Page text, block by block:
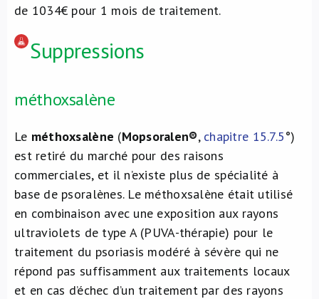
de 1034€ pour 1 mois de traitement.
Suppressions
méthoxsalène
Le méthoxsalène (Mopsoralen®, chapitre 15.7.5°)
est retiré du marché pour des raisons
commerciales, et il n’existe plus de spécialité à
base de psoralènes. Le méthoxsalène était utilisé
en combinaison avec une exposition aux rayons
ultraviolets de type A (PUVA-thérapie) pour le
traitement du psoriasis modéré à sévère qui ne
répond pas suffisamment aux traitements locaux
et en cas d’échec d’un traitement par des rayons